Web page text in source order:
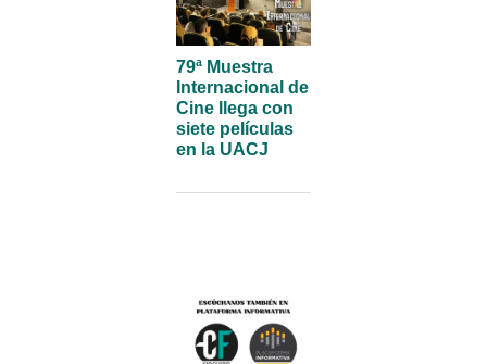
79ª Muestra
Internacional de
Cine llega con
siete películas
en la UACJ